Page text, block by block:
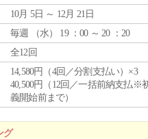
10月 5日 ～ 12月 21日
毎週 （水） 19 ：00 ～ 20 ：20
全12回
14,580円（4回／分割支払い）×3
40,500円（12回／一括前納支払※
義開始前まで）
グ